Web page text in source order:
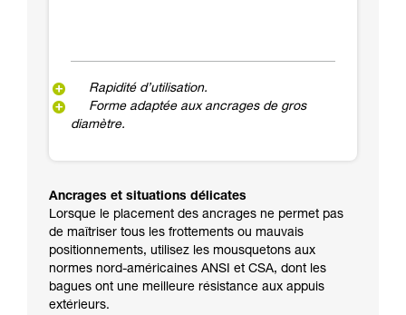
Rapidité d’utilisation.
Forme adaptée aux ancrages de gros
diamètre.
Ancrages et situations délicates
Lorsque le placement des ancrages ne permet pas
de maîtriser tous les frottements ou mauvais
positionnements, utilisez les mousquetons aux
normes nord-américaines ANSI et CSA, dont les
bagues ont une meilleure résistance aux appuis
extérieurs.